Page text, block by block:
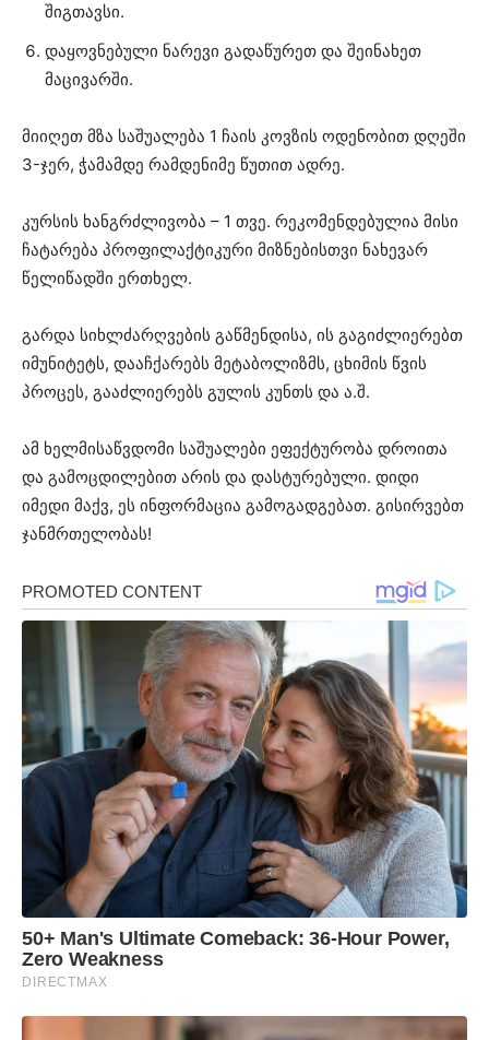
შიგთავსი.
დაყოვნებული ნარევი გადაწურეთ და შეინახეთ
მაცივარში.
მიიღეთ მზა საშუალება 1 ჩაის კოვზის ოდენობით დღეში
3-ჯერ, ჭამამდე რამდენიმე წუთით ადრე.
კურსის ხანგრძლივობა – 1 თვე. რეკომენდებულია მისი
ჩატარება პროფილაქტიკური მიზნებისთვი ნახევარ
წელიწადში ერთხელ.
გარდა სიხლძარღვების გაწმენდისა, ის გაგიძლიერებთ
იმუნიტეტს, დააჩქარებს მეტაბოლიზმს, ცხიმის წვის
პროცეს, გააძლიერებს გულის კუნთს და ა.შ.
ამ ხელმისაწვდომი საშუალები ეფექტურობა დროითა
და გამოცდილებით არის და დასტურებული. დიდი
იმედი მაქვ, ეს ინფორმაცია გამოგადგებათ. გისირვებთ
ჯანმრთელობას!